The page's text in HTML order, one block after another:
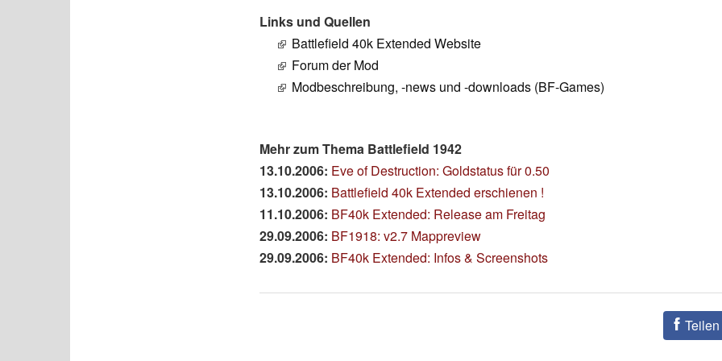
Links und Quellen
Battlefield 40k Extended Website
Forum der Mod
Modbeschreibung, -news und -downloads (BF-Games)
Mehr zum Thema Battlefield 1942
13.10.2006: Eve of Destruction: Goldstatus für 0.50
13.10.2006: Battlefield 40k Extended erschienen !
11.10.2006: BF40k Extended: Release am Freitag
29.09.2006: BF1918: v2.7 Mappreview
29.09.2006: BF40k Extended: Infos & Screenshots
Teilen